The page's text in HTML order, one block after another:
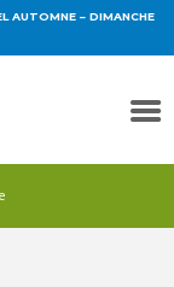
AUTOMNE – DIMANCHE